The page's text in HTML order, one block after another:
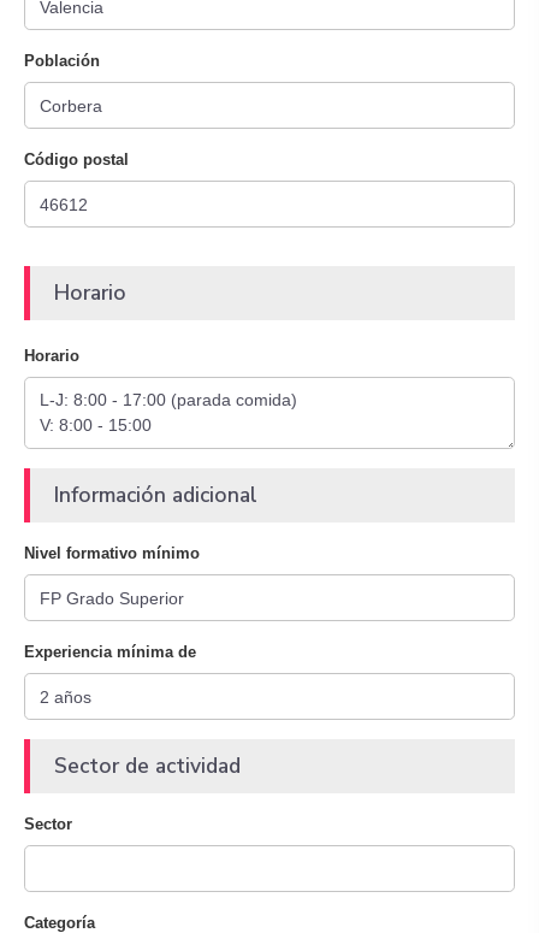
Población
Código postal
Horario
Horario
Información adicional
Nivel formativo mínimo
Experiencia mínima de
Sector de actividad
Sector
Categoría